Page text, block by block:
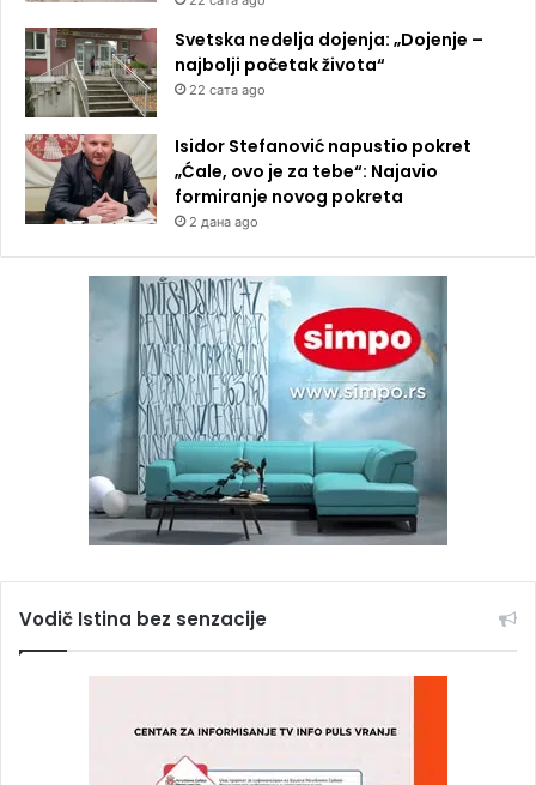
Svetska nedelja dojenja: „Dojenje –
najbolji početak života“
22 сата ago
Isidor Stefanović napustio pokret
„Ćale, ovo je za tebe“: Najavio
formiranje novog pokreta
2 дана ago
Vodič Istina bez senzacije